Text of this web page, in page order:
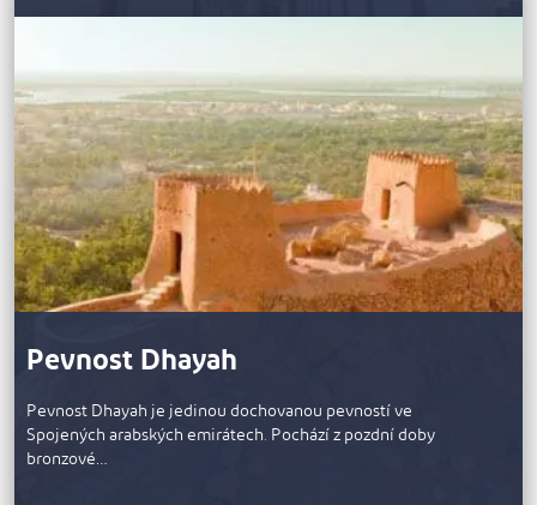
Pevnost Dhayah
Pevnost Dhayah je jedinou dochovanou pevností ve
Spojených arabských emirátech. Pochází z pozdní doby
bronzové…